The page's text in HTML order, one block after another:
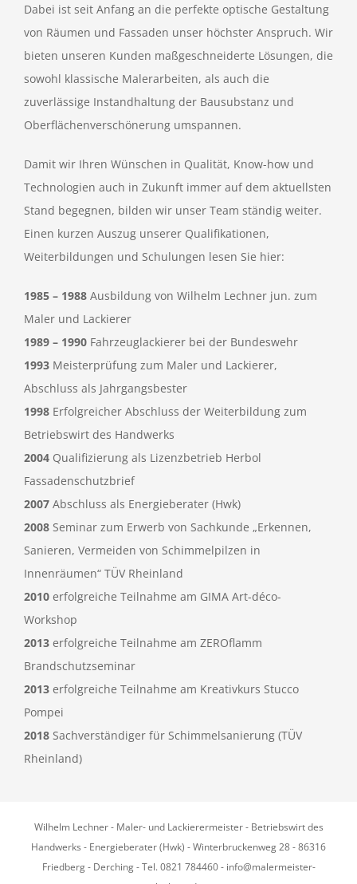
Dabei ist seit Anfang an die perfekte optische Gestaltung
von Räumen und Fassaden unser höchster Anspruch. Wir
bieten unseren Kunden maßgeschneiderte Lösungen, die
sowohl klassische Malerarbeiten, als auch die
zuverlässige Instandhaltung der Bausubstanz und
Oberflächenverschönerung umspannen.
Damit wir Ihren Wünschen in Qualität, Know-how und
Technologien auch in Zukunft immer auf dem aktuellsten
Stand begegnen, bilden wir unser Team ständig weiter.
Einen kurzen Auszug unserer Qualifikationen,
Weiterbildungen und Schulungen lesen Sie hier:
1985 – 1988 Ausbildung von Wilhelm Lechner jun. zum
Maler und Lackierer
1989 – 1990 Fahrzeuglackierer bei der Bundeswehr
1993 Meisterprüfung zum Maler und Lackierer,
Abschluss als Jahrgangsbester
1998 Erfolgreicher Abschluss der Weiterbildung zum
Betriebswirt des Handwerks
2004 Qualifizierung als Lizenzbetrieb Herbol
Fassadenschutzbrief
2007 Abschluss als Energieberater (Hwk)
2008 Seminar zum Erwerb von Sachkunde „Erkennen,
Sanieren, Vermeiden von Schimmelpilzen in
Innenräumen“ TÜV Rheinland
2010 erfolgreiche Teilnahme am GIMA Art-déco-
Workshop
2013 erfolgreiche Teilnahme am ZEROflamm
Brandschutzseminar
2013 erfolgreiche Teilnahme am Kreativkurs Stucco
Pompei
2018 Sachverständiger für Schimmelsanierung (TÜV
Rheinland)
Wilhelm Lechner - Maler- und Lackierermeister - Betriebswirt des
Handwerks - Energieberater (Hwk) - Winterbruckenweg 28 - 86316
Friedberg - Derching - Tel. 0821 784460 - info@malermeister-